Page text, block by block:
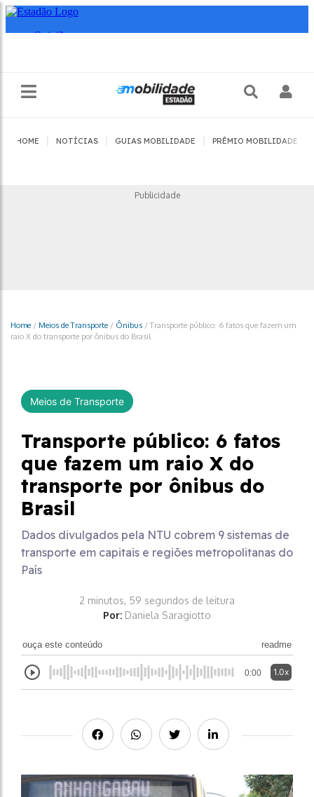
HOME NOTÍCIAS GUIAS MOBILIDADE PRÊMIO MOBILIDADE
Publicidade
Home / Meios de Transporte / Ônibus /Transporte público: 6 fatos que fazem um
raio X do transporte por ônibus do Brasil
Meios de Transporte
Transporte público: 6 fatos
que fazem um raio X do
transporte por ônibus do
Brasil
Dados divulgados pela NTU cobrem 9 sistemas de
transporte em capitais e regiões metropolitanas do
País
2 minutos, 59 segundos de leitura
Por: Daniela Saragiotto
ouça este conteúdo readme
0:00 1.0x